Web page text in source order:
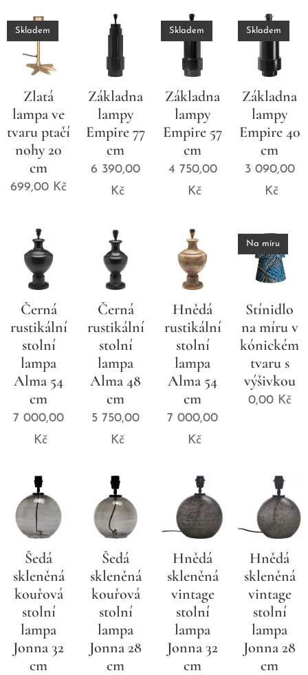
Zlatá
lampa ve
tvaru ptačí
nohy 20
cm
Skladem
699,00 Kč
Základna
lampy
Empire 77
cm
6 390,00
Kč
Základna
lampy
Empire 57
cm
Skladem
4 750,00
Kč
Základna
lampy
Empire 40
cm
Skladem
3 090,00
Kč
Černá
rustikální
stolní
lampa
Alma 54
cm
7 000,00
Kč
Černá
rustikální
stolní
lampa
Alma 48
cm
5 750,00
Kč
Hnědá
rustikální
stolní
lampa
Alma 54
cm
7 000,00
Kč
Stínidlo
na míru v
kónickém
tvaru s
výšivkou
Na míru
0,00Kč
Šedá
skleněná
kouřová
stolní
lampa
Jonna 32
cm
Šedá
skleněná
kouřová
stolní
lampa
Jonna 28
cm
Hnědá
skleněná
vintage
stolní
lampa
Jonna 32
cm
Hnědá
skleněná
vintage
stolní
lampa
Jonna 28
cm